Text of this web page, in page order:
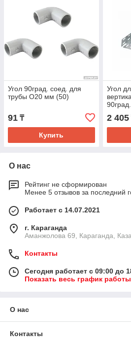
Угол 90град. соед. для
трубы O20 мм (50)
91 ₸
Купить
Угол
2 405
О нас
Рейтинг не сформирован
Менее 5 отзывов за последний
Работает с 14.07.2021
г. Караганда
Аманжолова 69, Караганда,
Контакты
Сегодня работает с 09:00 до
Показать весь график работы
О нас
Контакты